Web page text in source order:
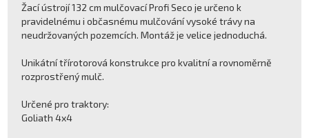
Žací ústrojí 132 cm mulčovací Profi Seco je určeno k
pravidelnému i občasnému mulčování vysoké trávy na
neudržovaných pozemcích. Montáž je velice jednoduchá.
Unikátní třírotorová konstrukce pro kvalitní a rovnoměrně
rozprostřený mulč.
Určené pro traktory:
Goliath 4x4